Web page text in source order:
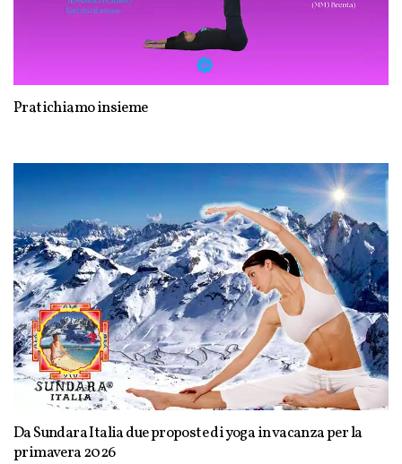
Pratichiamo insieme
Da Sundara Italia due proposte di yoga in vacanza per la
primavera 2026